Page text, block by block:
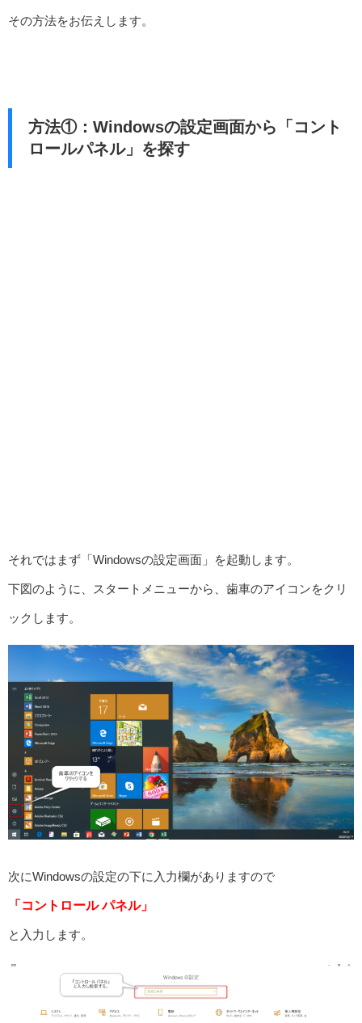
その方法をお伝えします。
方法①：Windowsの設定画面から「コント
ロールパネル」を探す
それではまず「Windowsの設定画面」を起動します。
下図のように、スタートメニューから、歯車のアイコンをクリ
ックします。
次にWindowsの設定の下に入力欄がありますので
「コントロール パネル」
と入力します。